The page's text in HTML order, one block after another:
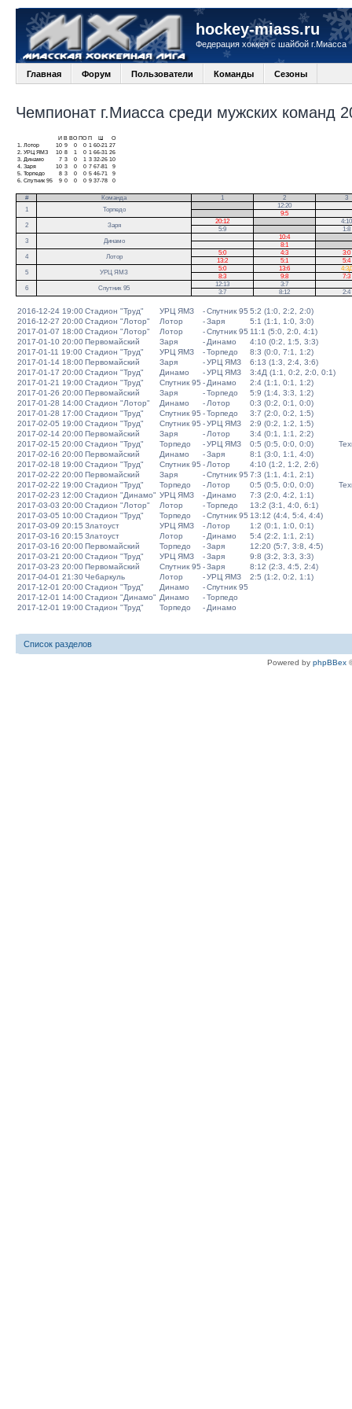
hockey-miass.ru
Федерация хоккея с шайбой г.Миасса
Главная Форум Пользователи Команды Сезоны
Чемпионат г.Миасса среди мужских команд
И В ВО ПО П
О
1.
Лотор 10 9 0 0 1 60-21 27
2. УРЦ ЯМЗ 10 8 1 0 1 66-31 26
3.
Динамо 7 3 0 1 3 32-26 10
4. Заря 10 3 0 0 7 67-81
9
5. Торпедо 8 3 0 0 5 46-71
9
6. Спутник 95 9 0 0 0 9 37-78 0
# Команда 1 2
3
1
Торпедо
12:20
9:5
2
Заря
20:12
4:10
5:9
1:8
3
Динамо
10:4
8:1
4
Лотор
5:0 4:3
3:0
13:2
5:1
5:4
5
УРЦ ЯМЗ
5:0 13:6
4:3Д
8:3
9:8
7:3
6
Спутник 95
12:13
3:7
3:7
8:12 2:4
2016-12-24 19:00Стадион "Труд" УРЦ ЯМЗ -Спутник 95 5:2 (1:0, 2:2, 2:0)
2016-12-27 20:00Стадион "Лотор" Лотор -Заря
5:1 (1:1, 1:0, 3:0)
2017-01-07 18:00Стадион "Лотор" Лотор -Спутник 95 11:1 (5:0, 2:0, 4:1)
2017-01-10 20:00Первомайский Заря - Динамо
4:10 (0:2, 1:5, 3:3)
2017-01-11 19:00 Стадион "Труд" УРЦ ЯМЗ -Торпедо
8:3 (0:0, 7:1, 1:2)
2017-01-14 18:00Первомайский Заря -УРЦ ЯМЗ
6:13 (1:3, 2:4, 3:6)
2017-01-17 20:00Стадион "Труд" Динамо -УРЦ ЯМЗ
3:4Д (1:1, 0:2, 2:0, 0:1)
2017-01-21 19:00Стадион "Труд" Спутник 95 - Динамо
2:4 (1:1, 0:1, 1:2)
2017-01-26 20:00Первомайский Заря -Торпедо
5:9 (1:4, 3:3, 1:2)
2017-01-28 14:00Стадион "Лотор" Динамо - Лотор
0:3 (0:2, 0:1, 0:0)
2017-01-28 17:00Стадион "Труд" Спутник 95 -Торпедо
3:7 (2:0, 0:2, 1:5)
2017-02-05 19:00Стадион "Труд" Спутник 95 -УРЦ ЯМЗ
2:9 (0:2, 1:2, 1:5)
2017-02-14 20:00Первомайский Заря - Лотор
3:4 (0:1, 1:1, 2:2)
2017-02-15 20:00Стадион "Труд" Торпедо -УРЦ ЯМЗ 0:5 (0:5, 0:0, 0:0)
2017-02-16 20:00Первомайский Динамо -Заря
8:1 (3:0, 1:1, 4:0)
2017-02-18 19:00Стадион "Труд" Спутник 95 - Лотор
4:10 (1:2, 1:2, 2:6)
2017-02-22 20:00Первомайский Заря -Спутник 95 7:3 (1:1, 4:1, 2:1)
2017-02-22 19:00Стадион "Труд" Торпедо - Лотор 0:5 (0:5, 0:0, 0:0)
2017-02-23 12:00Стадион "Динамо" УРЦ ЯМЗ - Динамо
7:3 (2:0, 4:2, 1:1)
2017-03-03 20:00Стадион "Лотор" Лотор -Торпедо
13:2 (3:1, 4:0, 6:1)
2017-03-05 10:00Стадион "Труд" Торпедо -Спутник 95 13:12 (4:4, 5:4, 4:4)
2017-03-09 20:15 Златоуст УРЦ ЯМЗ - Лотор
1:2 (0:1, 1:0, 0:1)
2017-03-16 20:15 Златоуст Лотор - Динамо
5:4 (2:2, 1:1, 2:1)
2017-03-16 20:00Первомайский Торпедо -Заря
12:20 (5:7, 3:8, 4:5)
2017-03-21 20:00Стадион "Труд" УРЦ ЯМЗ -Заря
9:8 (3:2, 3:3, 3:3)
2017-03-23 20:00Первомайский Спутник 95 -Заря
8:12 (2:3, 4:5, 2:4)
2017-04-01 21:30Чебаркуль Лотор -УРЦ ЯМЗ
2:5 (1:2, 0:2, 1:1)
2017-12-01 20:00Стадион "Труд" Динамо -Спутник 95
2017-12-01 14:00Стадион "Динамо" Динамо -Торпедо
2017-12-01 19:00Стадион "Труд" Торпедо - Динамо
Список разделов
Powered by phpBBex